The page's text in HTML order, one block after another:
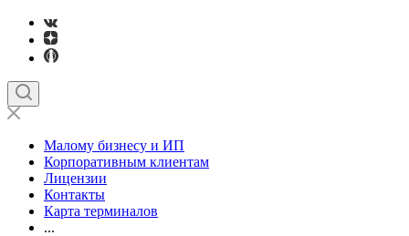
Малому бизнесу и ИП
Корпоративным клиентам
Лицензии
Контакты
Карта терминалов
...